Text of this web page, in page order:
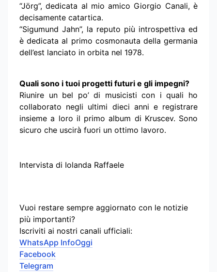
“Jörg”, dedicata al mio amico Giorgio Canali, è
decisamente catartica.
“Sigumund Jahn”, la reputo più introspettiva ed
è dedicata al primo cosmonauta della germania
dell’est lanciato in orbita nel 1978.
Quali sono i tuoi progetti futuri e gli impegni?
Riunire un bel po’ di musicisti con i quali ho
collaborato negli ultimi dieci anni e registrare
insieme a loro il primo album di Kruscev. Sono
sicuro che uscirà fuori un ottimo lavoro.
Intervista di Iolanda Raffaele
Vuoi restare sempre aggiornato con le notizie
più importanti?
Iscriviti ai nostri canali ufficiali:
WhatsApp InfoOggi
Facebook
Telegram